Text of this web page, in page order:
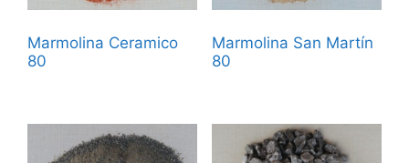
Marmolina Ceramico
80
Marmolina San Martín
80